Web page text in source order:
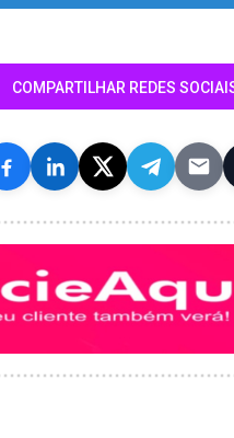
COMPARTILHAR REDES